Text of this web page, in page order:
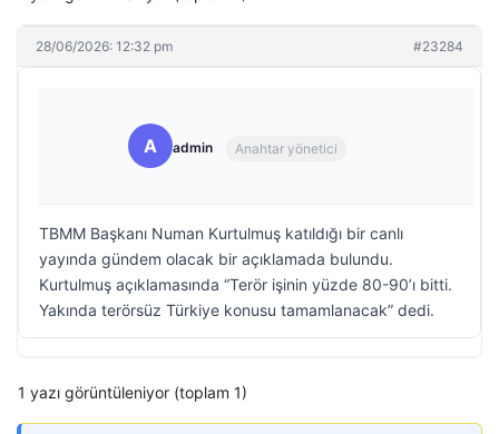
28/06/2026: 12:32 pm #23284
A admin Anahtar yönetici
TBMM Başkanı Numan Kurtulmuş katıldığı bir canlı
yayında gündem olacak bir açıklamada bulundu.
Kurtulmuş açıklamasında “Terör işinin yüzde 80-90’ı bitti.
Yakında terörsüz Türkiye konusu tamamlanacak” dedi.
1 yazı görüntüleniyor (toplam 1)